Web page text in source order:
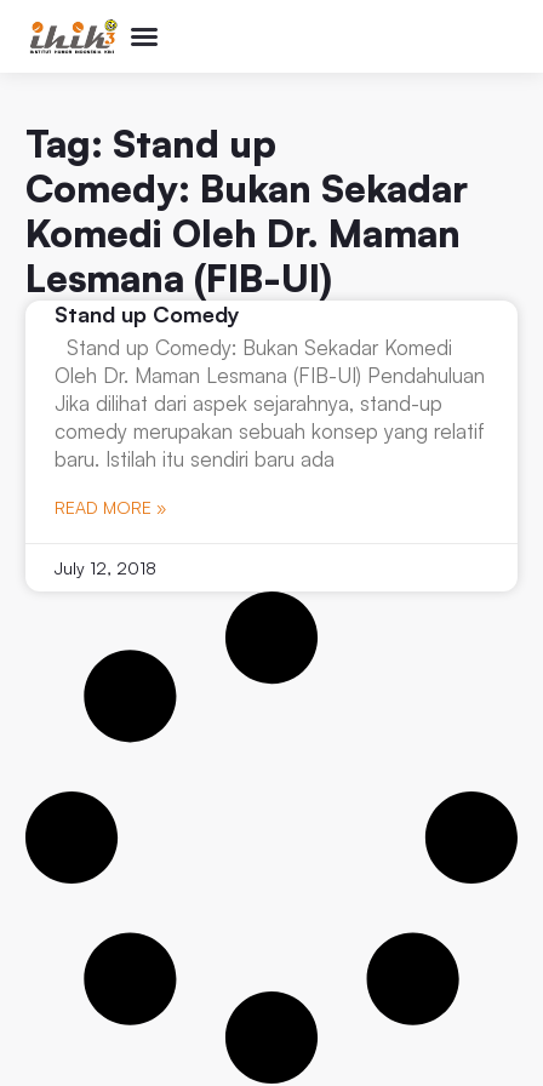
Tag: Stand up
Comedy: Bukan Sekadar
Komedi Oleh Dr. Maman
Lesmana (FIB-UI)
Stand up Comedy
Stand up Comedy: Bukan Sekadar Komedi
Oleh Dr. Maman Lesmana (FIB-UI) Pendahuluan
Jika dilihat dari aspek sejarahnya, stand-up
comedy merupakan sebuah konsep yang relatif
baru. Istilah itu sendiri baru ada
READ MORE »
July 12, 2018